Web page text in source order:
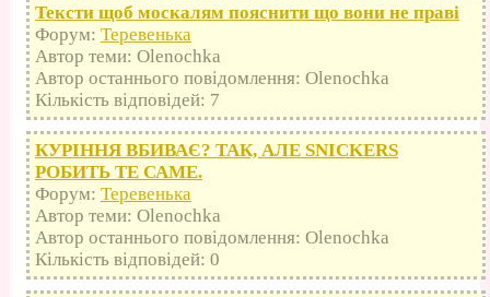
Тексти щоб москалям пояснити що вони не праві
Форум: Теревенька
Автор теми: Olenochka
Автор останнього повідомлення: Olenochka
Кількість відповідей: 7
КУРІННЯ ВБИВАЄ? ТАК, АЛЕ SNICKERS
РОБИТЬ ТЕ САМЕ.
Форум: Теревенька
Автор теми: Olenochka
Автор останнього повідомлення: Olenochka
Кількість відповідей: 0